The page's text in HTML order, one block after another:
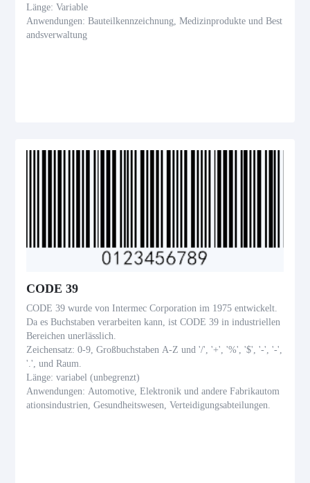
Länge: Variable
Anwendungen: Bauteilkennzeichnung, Medizinprodukte und Best
andsverwaltung
CODE 39
CODE 39 wurde von Intermec Corporation im 1975 entwickelt.
Da es Buchstaben verarbeiten kann, ist CODE 39 in industriellen
Bereichen unerlässlich.
Zeichensatz: 0-9, Großbuchstaben A-Z und '/', '+', '%', '$', '-', '-',
'.', und Raum.
Länge: variabel (unbegrenzt)
Anwendungen: Automotive, Elektronik und andere Fabrikautom
ationsindustrien, Gesundheitswesen, Verteidigungsabteilungen.